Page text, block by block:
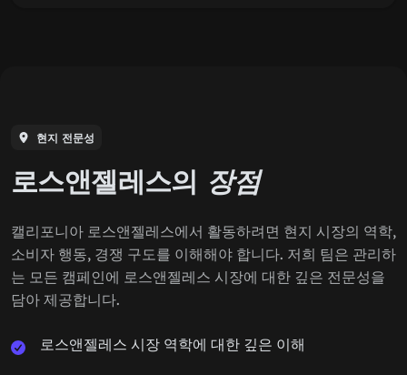
현지 전문성
로스앤젤레스의 장점
캘리포니아 로스앤젤레스에서 활동하려면 현지 시장의 역학,
소비자 행동, 경쟁 구도를 이해해야 합니다. 저희 팀은 관리하
는 모든 캠페인에 로스앤젤레스 시장에 대한 깊은 전문성을
담아 제공합니다.
로스앤젤레스 시장 역학에 대한 깊은 이해